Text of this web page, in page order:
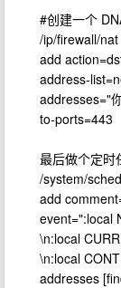
#创建一个
/ip/firewall/nat
add
address-
addresses="
to-ports=443
最后做个定时
/system/
add
event=":local
\n:local
\n:local
addresses